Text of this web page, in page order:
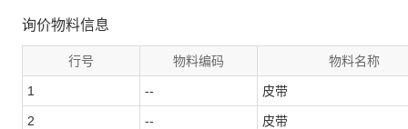
询价物料信息
行号 物料编码 物料名称
1 -- 皮带
2 -- 皮带